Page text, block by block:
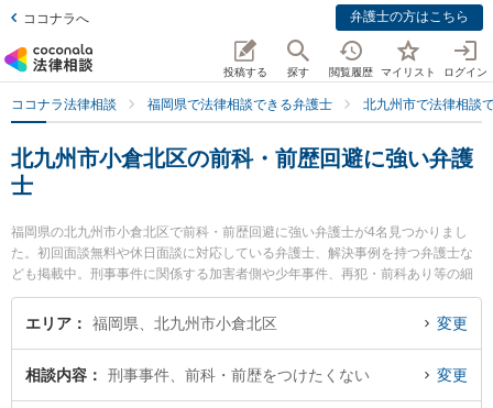
ココナラへ 弁護士の方はこちら
投稿する 探す 閲覧履歴 マイリスト ログイン
ココナラ法律相談 福岡県で法律相談できる弁護士 北九州市で法律相談
北九州市小倉北区の前科・前歴回避に強い弁護
士
福岡県の北九州市小倉北区で前科・前歴回避に強い弁護士が4名見つかりまし
た。初回面談無料や休日面談に対応している弁護士、解決事例を持つ弁護士な
ども掲載中。刑事事件に関係する加害者側や少年事件、再犯・前科あり等の細
かな分野での絞り込み検索もでき便利です。特にネクスパート法律事務所 北九
州オフィスの加地 彰吾弁護士や清風法律事務所の祖父江 弘美弁護士、野上裕貴
のトラブルを今すぐに弁護士に相談したい』『前科・前歴回避のトラブル解決
の実績豊富な近くの弁護士を検索したい』『初回相談無料で前科・前歴回避を
エリア 福岡県、北九州市小倉北区 変更
相談内容 刑事事件、前科・前歴をつけたくない 変更